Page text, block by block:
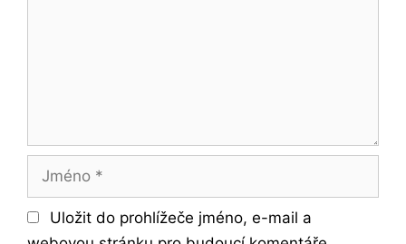
Jméno
Uložit do prohlížeče jméno, e-mail a